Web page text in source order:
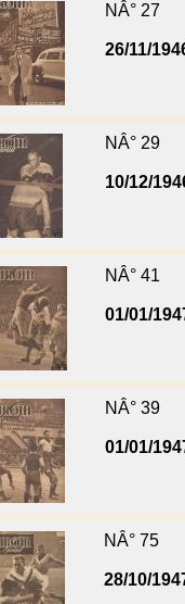
NÂ° 27
26/11/
NÂ° 29
10/12/
NÂ° 41
01/01/
NÂ° 39
01/01/
NÂ° 75
28/10/